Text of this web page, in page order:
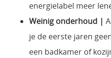
energielabel meer
Weinig onderhoud |
je de eerste jaren
een badkamer of